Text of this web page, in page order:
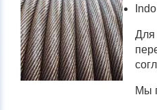
Для
Мы